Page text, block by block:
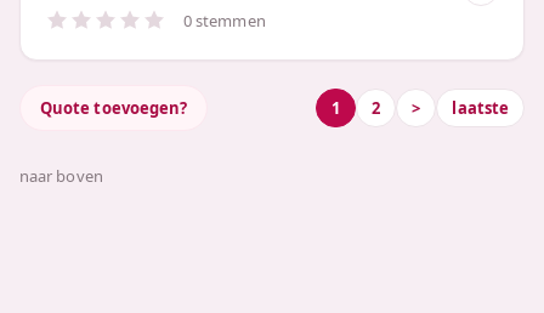
0 stemmen
Quote toevoegen? 1 2 > laatste
naar boven